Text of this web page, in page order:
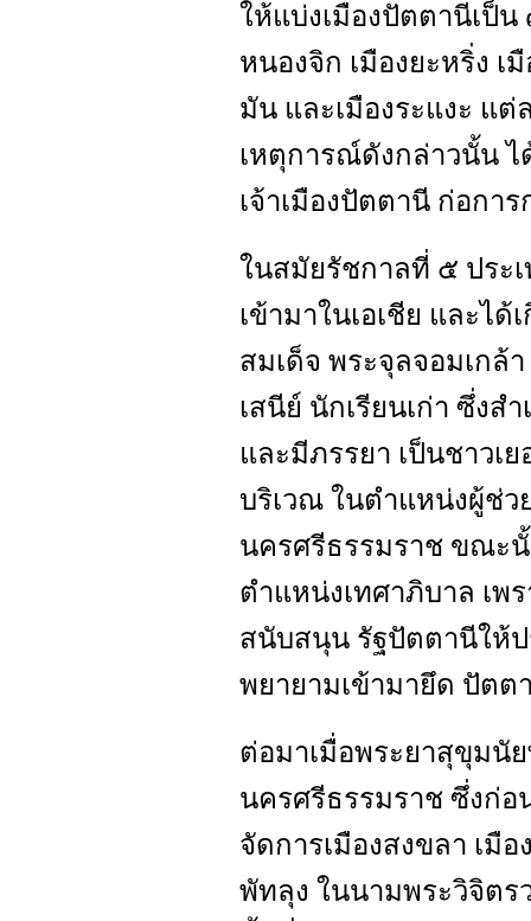
ให้แบ่งเมืองปัตตานีเป็น
หนองจิก เมืองยะหริ่ง เ
มัน และเมืองระแงะ แต่
เหตุการณ์ดังกล่าวนั้น
เจ้าเมืองปัตตานี ก่อกา
ในสมัยรัชกาลที่ ๕ ประ
เข้ามาในเอเชีย และไ
สมเด็จ พระจุลจอมเกล้
เสนีย์ นักเรียนเก่า ซึ่งส
และมีภรรยา เป็นชาวเ
บริเวณ ในตำแหน่งผู้ช่
นครศรีธรรมราช ขณะนั้
ตำแหน่งเทศาภิบาล เพ
สนับสนุน รัฐปัตตานีให้ป
พยายามเข้ามายึด ปัตต
ต่อมาเมื่อพระยาสุขุมนั
นครศรีธรรมราช ซึ่งก่อ
จัดการเมืองสงขลา เมื
พัทลุง ในนามพระวิจิตร